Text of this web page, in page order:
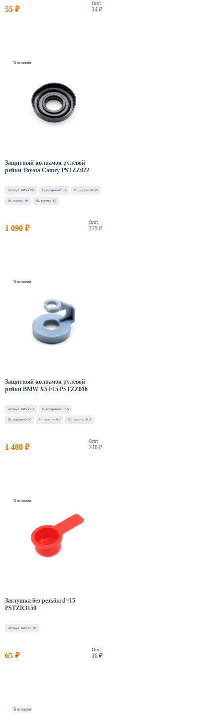
55 ₽
Опт:
14 ₽
В наличии
Защитный колпачок рулевой
рейки Toyota Camry PSTZZ022
Артикул: PSTZZ022 D, внутренний: 17 D1, наружный: 45
H1, высота: 10 H2, высота: 12
1 090 ₽
Опт:
375 ₽
В наличии
Защитный колпачок рулевой
рейки BMW X5 F15 PSTZZ016
Артикул: PSTZZ016 D, внутренний: 16.5
D1, наружный: 39 H1, высота: 8.5 H2, высота: 33.5
1 480 ₽
Опт:
740 ₽
В наличии
Заглушка без резьбы d=15
PSTZR3150
Артикул: PSTZR3150
65 ₽
Опт:
16 ₽
В наличии